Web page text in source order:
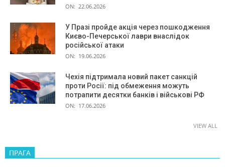
ON: 22.06.2026
У Празі пройде акція через пошкодження
Києво-Печерської лаври внаслідок
російської атаки
ON: 19.06.2026
Чехія підтримала новий пакет санкцій
проти Росії: під обмеження можуть
потрапити десятки банків і військові РФ
ON: 17.06.2026
VIEW ALL
ПРАГА